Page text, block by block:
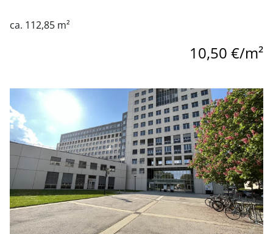
ca. 112,85 m²
10,50 €/m²
Link zur Seite Büroflächen direkt am Praterstern in 1020